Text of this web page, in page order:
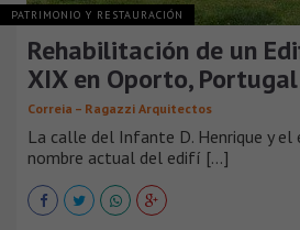
PATRIMONIO Y RESTAURACIÓN
Rehabilitación de un
XIX en Oporto, Portugal
Correia – Ragazzi Arquitectos
La calle del Infante D. Henrique y
nombre actual del edifí [...]